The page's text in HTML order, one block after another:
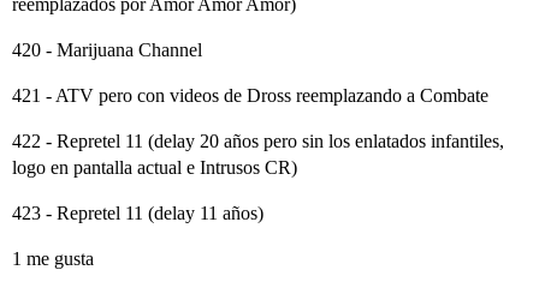
reemplazados por Amor Amor Amor)
420 - Marijuana Channel
421 - ATV pero con videos de Dross reemplazando a Combate
422 - Repretel 11 (delay 20 años pero sin los enlatados infantiles,
logo en pantalla actual e Intrusos CR)
423 - Repretel 11 (delay 11 años)
1 me gusta